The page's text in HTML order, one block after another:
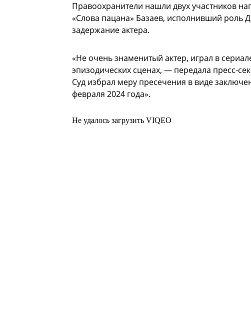
Правоохранители нашли двух участников
«Слова пацана» Базаев, исполнивший роль
задержание актера.
«Не очень знаменитый актер, играл в
эпизодических сценах, — передала пресс-
Суд избрал меру пресечения в виде
февраля 2024 года».
Не удалось загрузить VIQEO